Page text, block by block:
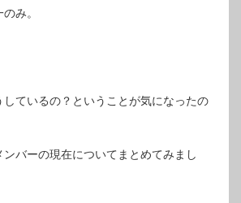
み。
ているの？ということが気になったの
ンバーの現在についてまとめてみまし